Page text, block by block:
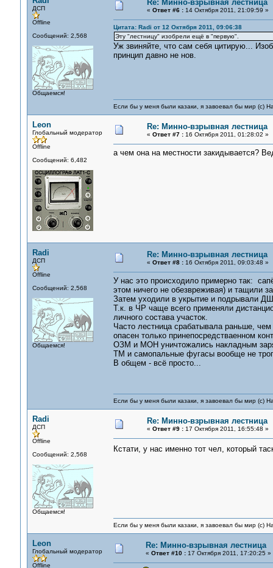
ДСП
Offline
Сообщений: 2,568
Общаемся!
Re: Минно-взрывная лестница
« Ответ #6 :14 Октября 2011, 21:09:59 »
Цитата: Radi от 12 Октября 2011, 09:06:38
Эту "лестницу" изобрели ещё в "первую".
Уж звиняйте, что сам себя цитирую...
принцип давно не нов.
Если бы у меня были казаки, я завоевал бы мир (с)
Leon
Глобальный модератор
Offline
Сообщений: 6,482
Re: Минно-взрывная лестница
« Ответ #7 :16 Октября 2011, 01:28:02 »
а чем она на местности закидывается?
Radi
ДСП
Offline
Сообщений: 2,568
Общаемся!
Re: Минно-взрывная лестница
« Ответ #8 :16 Октября 2011, 09:03:48 »
У нас это происходило примерно так:
этом ничего не обезвреживая) и тащили
Затем уходили в укрытие и подрывали
Т.к. в ЧР чаще всего применяли
личного состава участок.
Часто лестница срабатывала раньше,
опасен только принепосредстваенном
ОЗМ и МОН уничтожались накладным
ТМ и самопальные фугасы вообще не
В общем - всё просто...
Если бы у меня были казаки, я завоевал бы мир (с)
Radi
ДСП
Offline
Сообщений: 2,568
Общаемся!
Re: Минно-взрывная лестница
« Ответ #9 :17 Октября 2011, 16:55:48 »
Кстати, у нас именно тот чел, который
Если бы у меня были казаки, я завоевал бы мир (с)
Leon
Глобальный модератор
Offline
Re: Минно-взрывная лестница
« Ответ #10 :17 Октября 2011, 17:20:25 »